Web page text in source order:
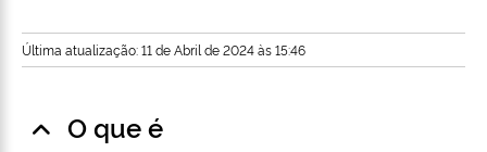
Última atualização: 11 de Abril de 2024 às 15:46
O que é